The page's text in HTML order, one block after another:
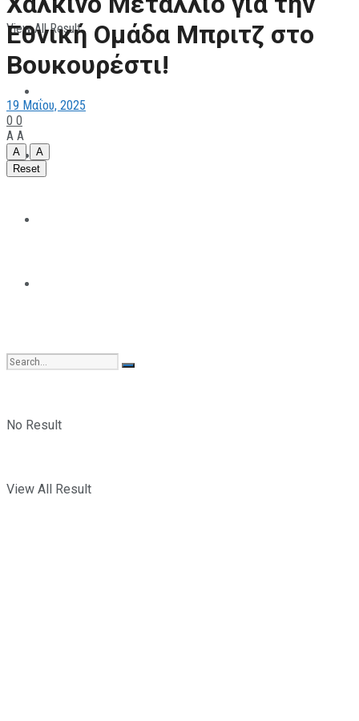
ΠΑΡΑΘΛΗΤΙΣΜΟΣ
ΑΝΑΠΤΥΞΙΑΚΑ
No Result
View All Result
View All Result
Εθνική Ομάδα Μπριτζ στο
Βουκουρέστι!
19 Μαΐου, 2025
0 0
A A
A
A
Reset